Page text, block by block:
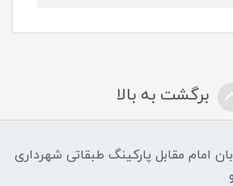
برگشت به بالا
امام مقابل پارکینگ طبقاتی شهرداری